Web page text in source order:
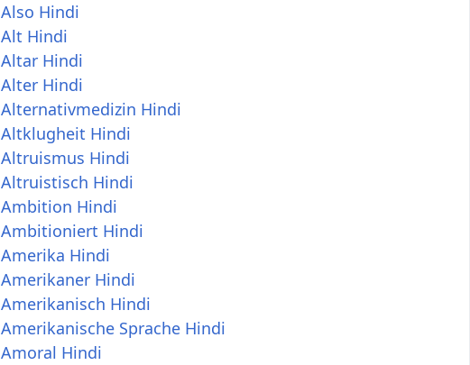
Also Hindi
Alt Hindi
Altar Hindi
Alter Hindi
Alternativmedizin Hindi
Altklugheit Hindi
Altruismus Hindi
Altruistisch Hindi
Ambition Hindi
Ambitioniert Hindi
Amerika Hindi
Amerikaner Hindi
Amerikanisch Hindi
Amerikanische Sprache Hindi
Amoral Hindi